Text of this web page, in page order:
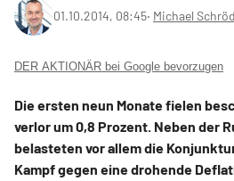
01.10.2014, 08:45‧ Michael
DER AKTIONÄR bei Google bevorzugen
Die ersten neun Monate fielen
verlor um 0,8 Prozent. Neben der
belasteten vor allem die
Kampf gegen eine drohende